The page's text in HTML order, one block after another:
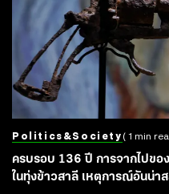
Politics&society ( 1 min
ครบรอบ 136 ปี การจากไปขอ
ในทุ่งข้าวสาลี เหตุการณ์อันน่า